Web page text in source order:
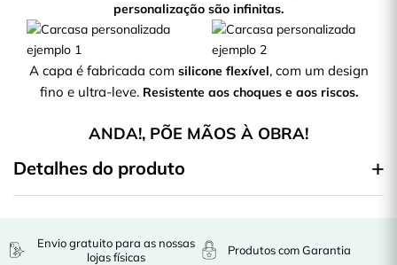
personalização são infinitas.
A capa é fabricada com silicone flexível, com um design
fino e ultra-leve. Resistente aos choques e aos riscos.
ANDA!, PÕE MÃOS À OBRA!
Detalhes do produto
Envio gratuito para as nossas
lojas físicas
Produtos com Garantia